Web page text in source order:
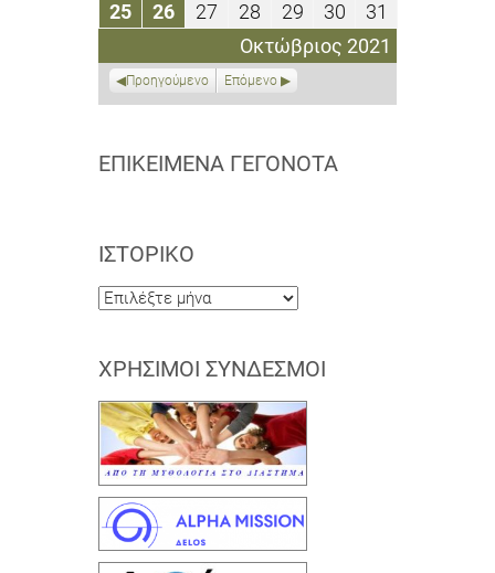
Οκτώβριος 2021
2021202120212021202120212021
2525
Οκτωβρίου
2626
Οκτωβρίου
27
Οκτωβρίου
2021
28
Οκτωβρίου
2021
2929
Οκτωβρίου
2021
3030
Οκτωβρίου
2021
31
Οκτωβρίου
2021
Προηγούμενο Επόμενο
ΕΠΙΚΕΊΜΕΝΑ ΓΕΓΟΝΌΤΑ
ΙΣΤΟΡΙΚΌ
Ιστορικό
ΧΡΉΣΙΜΟΙ ΣΎΝΔΕΣΜΟΙ